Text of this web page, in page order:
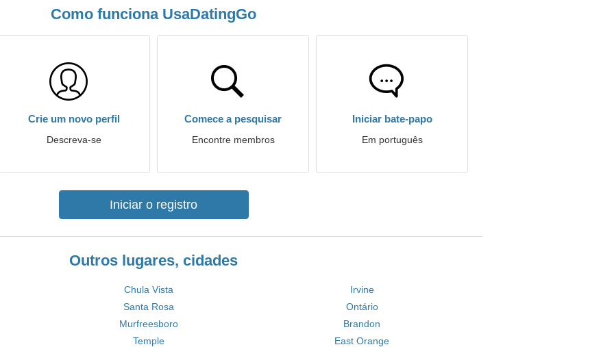
Como funciona UsaDatingGo
Crie um novo perfil
Descreva-se
Comece a pesquisar
Encontre membros
Iniciar bate-papo
Em português
Iniciar o registro
Outros lugares, cidades
Chula Vista
Irvine
Santa Rosa
Ontário
Murfreesboro
Brandon
Temple
East Orange